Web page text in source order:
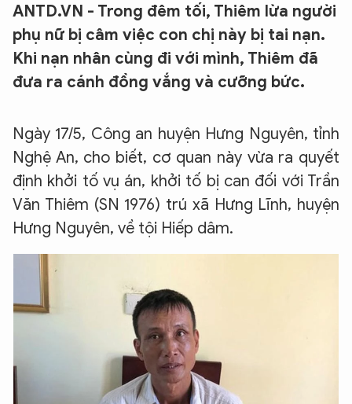
ANTD.VN - Trong đêm tối, Thiêm lừa người
phụ nữ bị câm việc con chị này bị tai nạn.
Khi nạn nhân cùng đi với mình, Thiêm đã
đưa ra cánh đồng vắng và cưỡng bức.
Ngày 17/5, Công an huyện Hưng Nguyên, tỉnh
Nghệ An, cho biết, cơ quan này vừa ra quyết
định khởi tố vụ án, khởi tố bị can đối với Trần
Văn Thiêm (SN 1976) trú xã Hưng Lĩnh, huyện
Hưng Nguyên, về tội Hiếp dâm.